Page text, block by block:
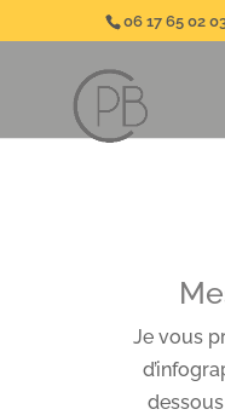
06 17 65 02
Je vous